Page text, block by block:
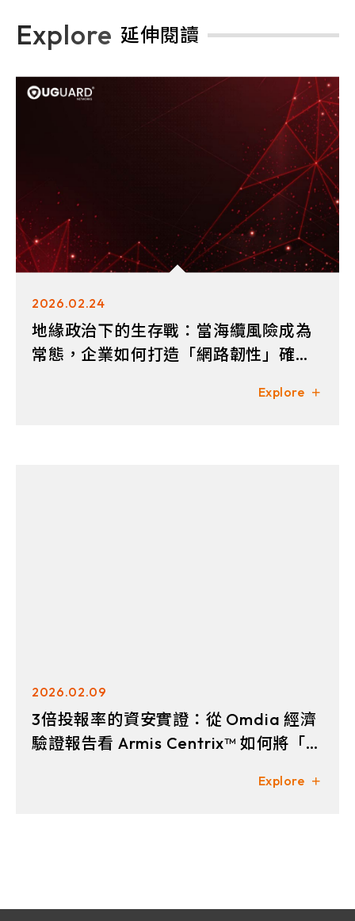
Explore 延伸閱讀
2026.02.24
地緣政治下的生存戰：當海纜風險成為
常態，企業如何打造「網路韌性」確保
Explore
2026.02.09
3倍投報率的資安實證：從 Omdia 經濟
驗證報告看 Armis Centrix™ 如何將「曝
Explore